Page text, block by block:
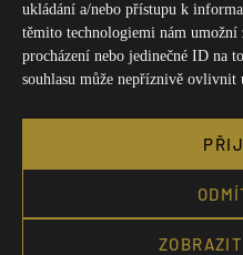
ukládání a/nebo přístupu k
těmito technologiemi nám
procházení nebo jedinečné ID na
souhlasu může nepříznivě ovlivnit